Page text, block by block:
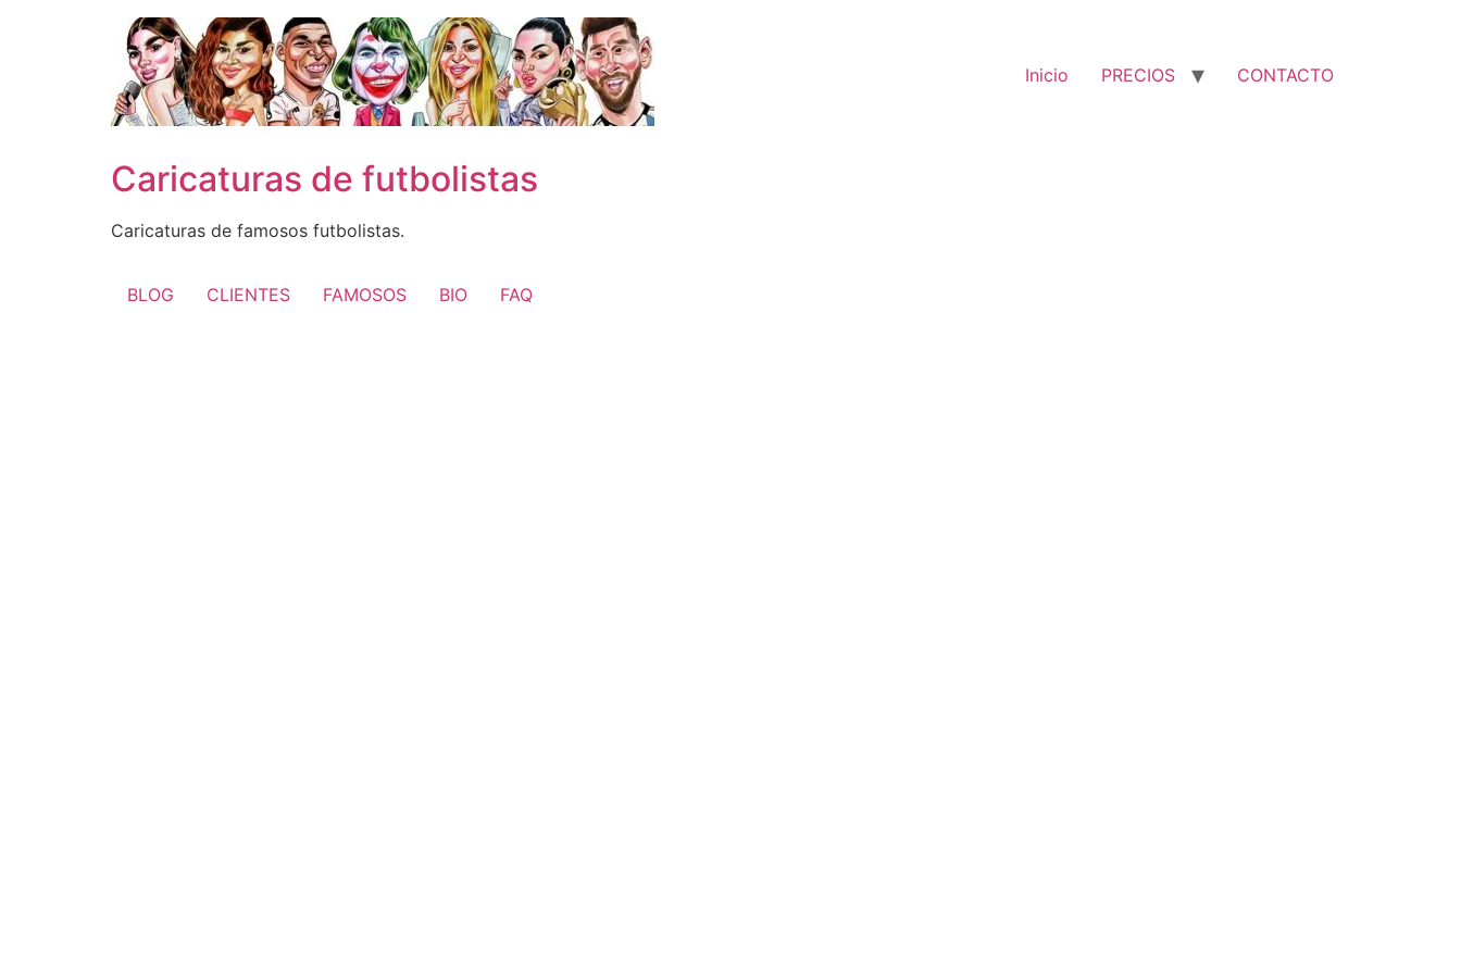
Inicio PRECIOS CONTACTO
Caricaturas de futbolistas
Caricaturas de famosos futbolistas.
BLOG CLIENTES FAMOSOS BIO FAQ